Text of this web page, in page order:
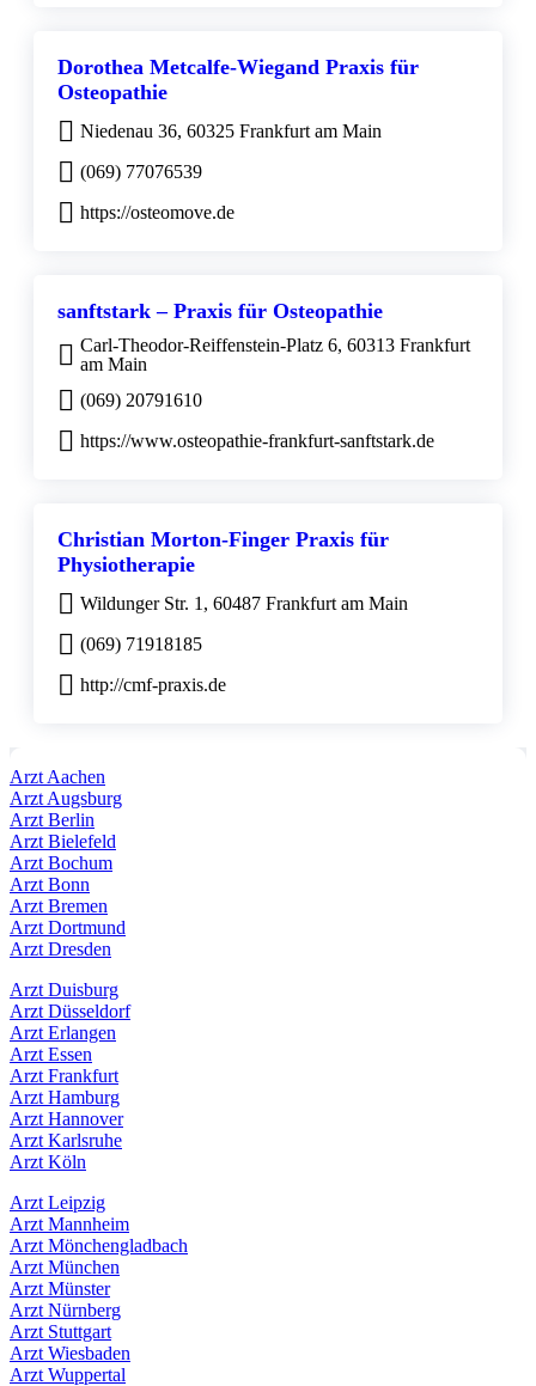
Dorothea Metcalfe-Wiegand Praxis für
Osteopathie
Niedenau 36, 60325 Frankfurt am Main
(069) 77076539
https://osteomove.de
sanftstark – Praxis für Osteopathie
Carl-Theodor-Reiffenstein-Platz 6, 60313 Frankfurt
am Main
(069) 20791610
https://www.osteopathie-frankfurt-sanftstark.de
Christian Morton-Finger Praxis für
Physiotherapie
Wildunger Str. 1, 60487 Frankfurt am Main
(069) 71918185
http://cmf-praxis.de
Arzt Aachen
Arzt Augsburg
Arzt Berlin
Arzt Bielefeld
Arzt Bochum
Arzt Bonn
Arzt Bremen
Arzt Dortmund
Arzt Dresden
Arzt Duisburg
Arzt Düsseldorf
Arzt Erlangen
Arzt Essen
Arzt Frankfurt
Arzt Hamburg
Arzt Hannover
Arzt Karlsruhe
Arzt Köln
Arzt Leipzig
Arzt Mannheim
Arzt Mönchengladbach
Arzt München
Arzt Münster
Arzt Nürnberg
Arzt Stuttgart
Arzt Wiesbaden
Arzt Wuppertal